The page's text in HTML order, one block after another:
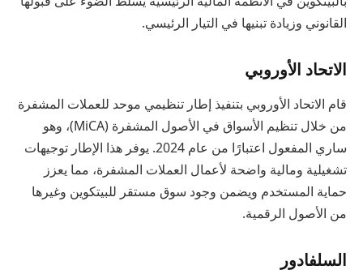
القانوني وزيادة تبنيها في التيار الرئيسي.
الاتحاد الأوروبي
قام الاتحاد الأوروبي بتنفيذ إطار تنظيمي موحد للعملات المشفرة
من خلال تنظيم الأسواق في الأصول المشفرة (MiCA)، وهو
ساري المفعول اعتبارًا من عام 2024. يوفر هذا الإطار توجيهات
تشغيلية ومالية واضحة لأعمال العملات المشفرة، مما يعزز
حماية المستخدم ويضمن وجود سوق مستقر للبيتكوين وغيرها
من الأصول الرقمية.
السلفادور